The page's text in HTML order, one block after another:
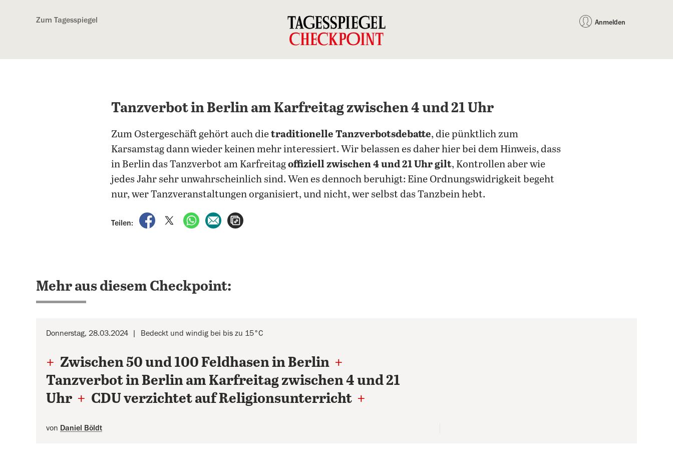
Zum Tagesspiegel Anmelden
Tanzverbot in Berlin am Karfreitag zwischen 4 und 21 Uhr
Zum Ostergeschäft gehört auch dietraditionelle Tanzverbotsdebatte, die pünktlich zum
Karsamstag dann wieder keinen mehr interessiert. Wir belassen es daher hier bei dem Hinweis, dass
in Berlin das Tanzverbot am Karfreitagoffiziell zwischen 4 und 21 Uhr gilt, Kontrollen aber wie
jedes Jahr sehr unwahrscheinlich sind. Wen es dennoch beruhigt: Eine Ordnungswidrigkeit begeht
nur, wer Tanzveranstaltungen organisiert, und nicht, wer selbst das Tanzbein hebt.
Teilen:
auf Facebook teilen
auf X teilenper WhatsApp teilen
per E-Mail teilen
Mehr aus diesem Checkpoint:
Donnerstag, 28.03.2024 Bedeckt und windig bei bis zu 15°C
+ Zwischen 50 und 100 Feldhasen in Berlin +
Tanzverbot in Berlin am Karfreitag zwischen 4 und 21
Uhr + CDU verzichtet auf Religionsunterricht +
von Daniel Böldt